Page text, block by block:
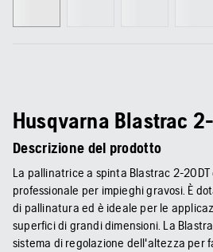
Husqvarna Blastrac
Descrizione del prodotto
La pallinatrice a spinta Blastrac 2-
professionale per impieghi gravosi. È
di pallinatura ed è ideale per le
superfici di grandi dimensioni. La
sistema di regolazione dell'altezza per